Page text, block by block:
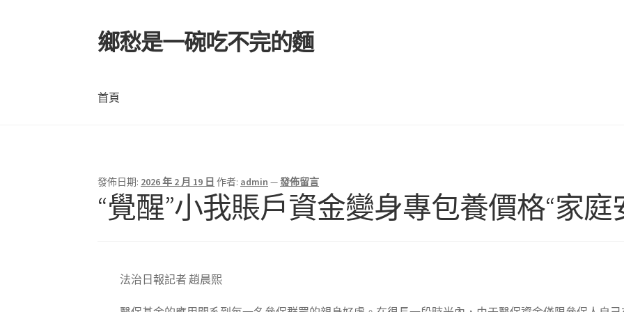
跳
至
覽
列
跳
至
要
內
鄉愁是一碗吃不完的麵
首頁
發佈日期: 2026 年 2 月 19 日 作者: admin —發佈留言
“覺醒”小我賬戶資金變身專包養價格“家庭
法治日報記者 趙晨熙